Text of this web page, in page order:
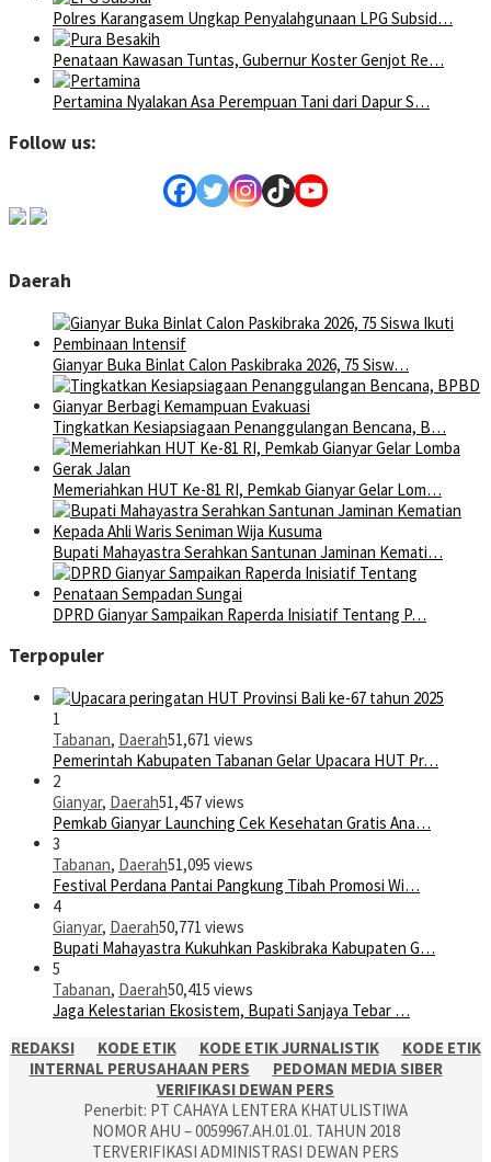
Polres Karangasem Ungkap Penyalahgunaan LPG Subsid…
Penataan Kawasan Tuntas, Gubernur Koster Genjot Re…
Pertamina Nyalakan Asa Perempuan Tani dari Dapur S…
Follow us:
Daerah
Gianyar Buka Binlat Calon Paskibraka 2026, 75 Sisw…
Tingkatkan Kesiapsiagaan Penanggulangan Bencana, B…
Memeriahkan HUT Ke-81 RI, Pemkab Gianyar Gelar Lom…
Bupati Mahayastra Serahkan Santunan Jaminan Kemati…
DPRD Gianyar Sampaikan Raperda Inisiatif Tentang P…
Terpopuler
1
Tabanan, Daerah51,671 views
Pemerintah Kabupaten Tabanan Gelar Upacara HUT Pr…
2
Gianyar, Daerah51,457 views
Pemkab Gianyar Launching Cek Kesehatan Gratis Ana…
3
Tabanan, Daerah51,095 views
Festival Perdana Pantai Pangkung Tibah Promosi Wi…
4
Gianyar, Daerah50,771 views
Bupati Mahayastra Kukuhkan Paskibraka Kabupaten G…
5
Tabanan, Daerah50,415 views
Jaga Kelestarian Ekosistem, Bupati Sanjaya Tebar …
REDAKSI
KODE ETIK KODE ETIK JURNALISTIK
KODE ETIK
INTERNAL PERUSAHAAN PERS
PEDOMAN MEDIA SIBER
VERIFIKASI DEWAN PERS
Penerbit: PT CAHAYA LENTERA KHATULISTIWA
NOMOR AHU – 0059967.AH.01.01. TAHUN 2018
TERVERIFIKASI ADMINISTRASI DEWAN PERS